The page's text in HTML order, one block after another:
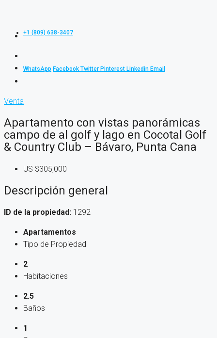
+1 (809) 638-3407
WhatsApp Facebook Twitter Pinterest Linkedin Email
Venta
Apartamento con vistas panorámicas
campo de al golf y lago en Cocotal Golf
& Country Club – Bávaro, Punta Cana
US $305,000
Descripción general
ID de la propiedad: 1292
Apartamentos
Tipo de Propiedad
2
Habitaciones
2.5
Baños
1